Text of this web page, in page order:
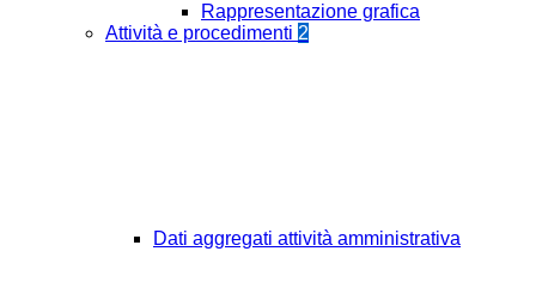
Rappresentazione grafica
Attività e procedimenti 2
Dati aggregati attività amministrativa